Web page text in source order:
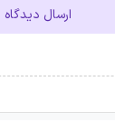
ارسال دیدگاه